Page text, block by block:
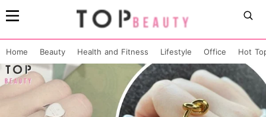
Home Beauty Health and Fitness Lifestyle Office Hot